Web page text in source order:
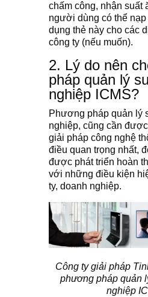
chấm công, nhận suất
người dùng có thể
dụng thẻ này cho các
công ty (nếu muốn).
2. Lý do nên
pháp quản lý
nghiệp ICMS?
Phương pháp quản lý
nghiệp, cũng cần
giải pháp công nghệ
điều quan trọng nhất,
được phát triển hoàn
với những điều kiện
ty, doanh nghiệp.
Công ty giải pháp
phương pháp quản
nghiệp